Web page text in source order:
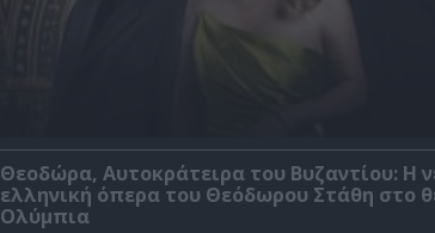
Θεοδώρα, Αυτοκράτειρα του Βυζαντίου: Η
ελληνική όπερα του Θεόδωρου Στάθη στο
Ολύμπια